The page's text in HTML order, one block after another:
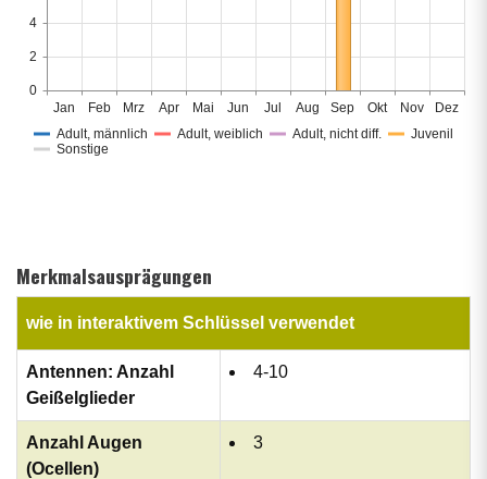
Jan Feb Mrz Apr Mai Jun Jul Aug Sep Okt Nov Dez
0
2
4
Adult, männlich Adult, weiblich Adult, nicht diff.
Juvenil
Sonstige
Merkmalsausprägungen
wie in interaktivem Schlüssel verwendet
Antennen: Anzahl
Geißelglieder
4-10
Anzahl Augen
(Ocellen)
3